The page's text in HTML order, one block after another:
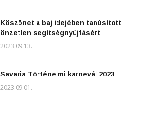
Köszönet a baj idejében tanúsított
önzetlen segítségnyújtásért
2023.09.13.
Savaria Történelmi karnevál 2023
2023.09.01.